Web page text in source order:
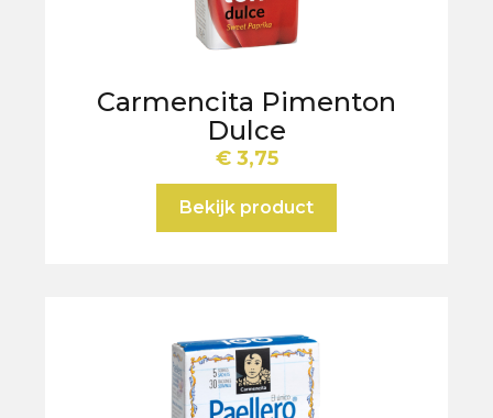
Carmencita Pimenton
Dulce
€3,75
Bekijk product